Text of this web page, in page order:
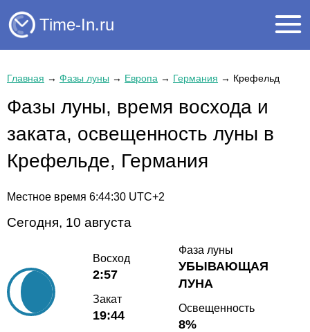
Time-In.ru
Главная → Фазы луны → Европа → Германия → Крефельд
Фазы луны, время восхода и
заката, освещенность луны в
Крефельде, Германия
Местное время 6:44:30 UTC+2
Сегодня, 10 августа
Восход
2:57
Закат
19:44
Фаза луны
УБЫВАЮЩАЯ
ЛУНА
Освещенность
8%